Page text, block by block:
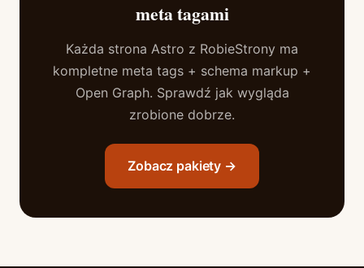
meta tagami
Każda strona Astro z RobieStrony ma
kompletne meta tags + schema markup +
Open Graph. Sprawdź jak wygląda
zrobione dobrze.
Zobacz pakiety →